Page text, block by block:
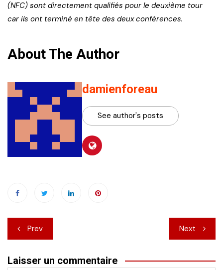
(NFC) sont directement qualifiés pour le deuxième tour
car ils ont terminé en tête des deux conférences.
About The Author
damienforeau
See author's posts
Navigation
de
l’article
Prev Next
Laisser un commentaire